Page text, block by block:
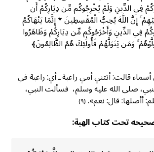
فِي الدِّينِ وَلَمْ يُخْرِجُوكُم مِّن دِيَارِكُمْ أَن
إِنَّ اللَّهَ يُحِبُّ الْمُقْسِطِينَ * إِنَّمَا يَنْهَاكُمُ
فِي الدِّينِ وَأَخْرَجُوكُم مِّن دِيَارِكُمْ وَظَاهَرُوا
وَمَن يَتَوَلَّهُمْ فَأُولَٰئِكَ هُمُ الظَّالِمُونَ﴾
قالت: أتتني أمي راغبة ـ أي: راغبة في
صلى الله عليه وسلم، فسألت النبي،
أأصلها: قال: نعم».(٩)
تحت كتاب الهبة: